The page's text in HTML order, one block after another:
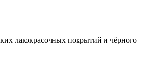
лакокрасочных покрытий и чёрного